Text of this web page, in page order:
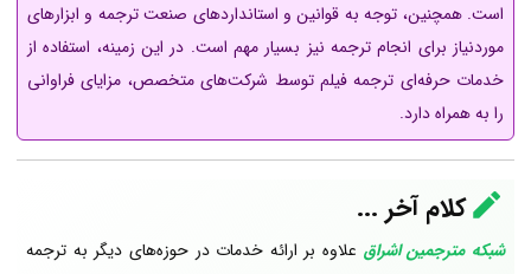
است. همچنین، توجه به قوانین و استانداردهای صنعت ترجمه و ابزارهای
موردنیاز برای انجام ترجمه نیز بسیار مهم است. در این زمینه، استفاده از
خدمات حرفه‌ای ترجمه فیلم توسط شرکت‌های متخصص، مزایای فراوانی
را به همراه دارد.
کلام آخر ...
شبکه مترجمین اشراق علاوه بر ارائه خدمات در حوزه‌های دیگر به ترجمه